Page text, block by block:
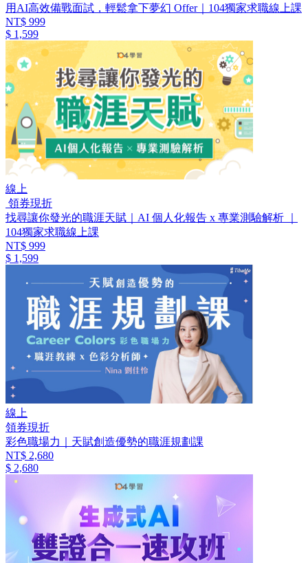
用AI高效備戰面試，輕鬆拿下夢幻 Offer｜104獨家求職線上課
NT$ 999
$ 1,599
線上
領券現折
找尋讓你發光的職涯天賦｜AI 個人化報告 x 專業測驗解析 ｜
104獨家求職線上課
NT$ 999
$ 1,599
線上
領券現折
彩色職場力｜天賦創造優勢的職涯規劃課
NT$ 2,680
$ 2,680